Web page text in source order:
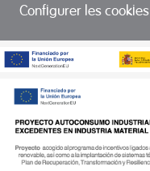
Configurer les cookies